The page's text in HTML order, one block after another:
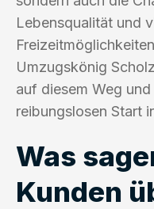
Lebensqualität und
Umzugskönig
auf diesem Weg
reibungslosen Start
Was
Kunden